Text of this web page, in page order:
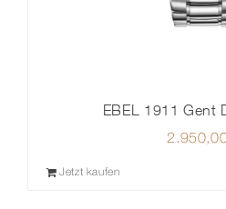
EBEL 1911 Gent
Jetzt kaufen